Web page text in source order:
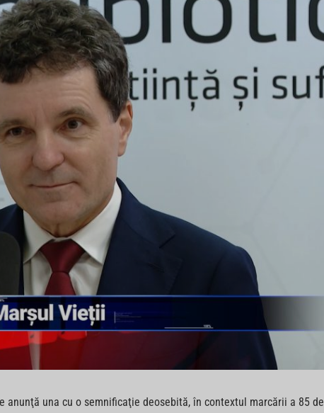
anunţă una cu o semnificaţie deosebită, în contextul marcării a 85 de